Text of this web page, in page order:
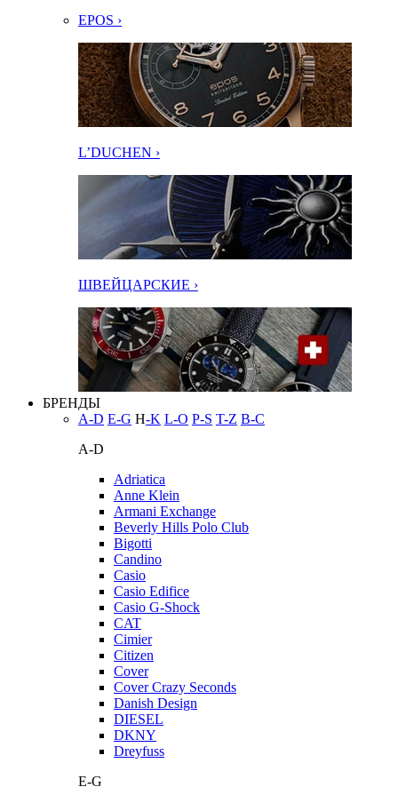
EPOS ›
L’DUCHEN ›
ШВЕЙЦАРСКИЕ ›
БРЕНДЫ
A-D E-G H-K L-O P-S T-Z В-С
A-D
Adriatica
Anne Klein
Armani Exchange
Beverly Hills Polo Club
Bigotti
Candino
Casio
Casio Edifice
Casio G-Shock
CAT
Cimier
Citizen
Cover
Cover Crazy Seconds
Danish Design
DIESEL
DKNY
Dreyfuss
E-G